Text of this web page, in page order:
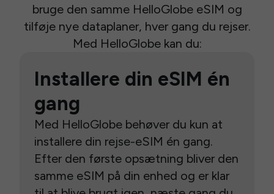
bruge den samme HelloGlobe eSIM og
tilføje nye dataplaner, hver gang du rejser.
Med HelloGlobe kan du:
Installere din eSIM én
gang
Med HelloGlobe behøver du kun at
installere din rejse-eSIM én gang.
Efter den første opsætning bliver den
samme eSIM på din enhed og er klar